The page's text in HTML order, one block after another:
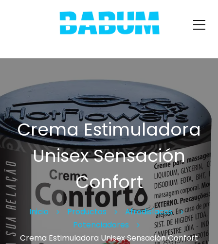
Crema Estimuladora
Unisex Sensación
Confort
Inicio Productos
Afrodisíacos
Potenciadores
Crema Estimuladora Unisex Sensación Confort